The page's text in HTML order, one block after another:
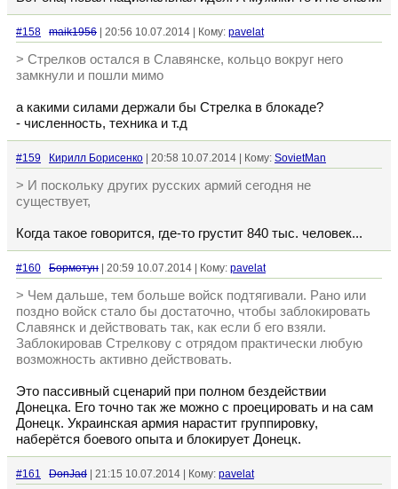
#158 maik1956 | 20:56 10.07.2014 | Кому: pavelat
> Стрелков остался в Славянске, кольцо вокруг него
замкнули и пошли мимо
а какими силами держали бы Стрелка в блокаде?
- численность, техника и т.д
#159 Кирилл Борисенко | 20:58 10.07.2014 | Кому: SovietMan
> И поскольку других русских армий сегодня не
существует,
Когда такое говорится, где-то грустит 840 тыс. человек...
#160 Бормотун | 20:59 10.07.2014 | Кому: pavelat
> Чем дальше, тем больше войск подтягивали. Рано или
поздно войск стало бы достаточно, чтобы заблокировать
Славянск и действовать так, как если б его взяли.
Заблокировав Стрелкову с отрядом практически любую
возможность активно действовать.
Это пассивный сценарий при полном бездействии
Донецка. Его точно так же можно с проецировать и на сам
Донецк. Украинская армия нарастит группировку,
наберётся боевого опыта и блокирует Донецк.
#161 DonJad | 21:15 10.07.2014 | Кому: pavelat